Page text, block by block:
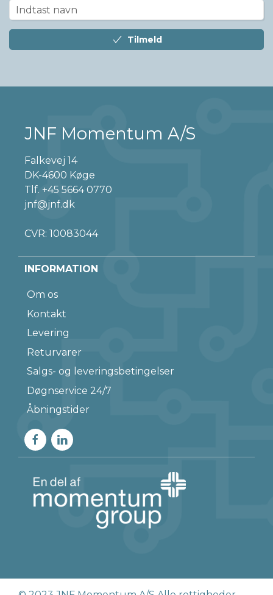
Tilmeld
JNF Momentum A/S
Falkevej 14
DK-4600 Køge
Tlf. +45 5664 0770
jnf@jnf.dk
CVR: 10083044
INFORMATION
Om os
Kontakt
Levering
Returvarer
Salgs- og leveringsbetingelser
Døgnservice 24/7
Åbningstider